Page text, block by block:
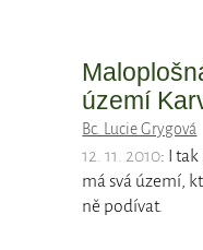
území
Bc. Lucie Grygová
12. 11. 2010: I
má svá území,
ně podívat.